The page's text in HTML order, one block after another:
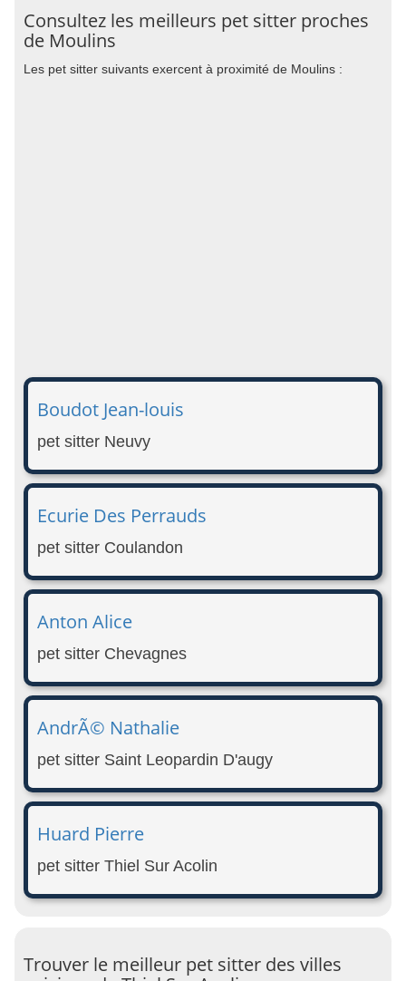
Consultez les meilleurs pet sitter proches
de Moulins
Les pet sitter suivants exercent à proximité de Moulins :
Boudot Jean-louis
pet sitter Neuvy
Ecurie Des Perrauds
pet sitter Coulandon
Anton Alice
pet sitter Chevagnes
AndrÃ© Nathalie
pet sitter Saint Leopardin D'augy
Huard Pierre
pet sitter Thiel Sur Acolin
Trouver le meilleur pet sitter des villes